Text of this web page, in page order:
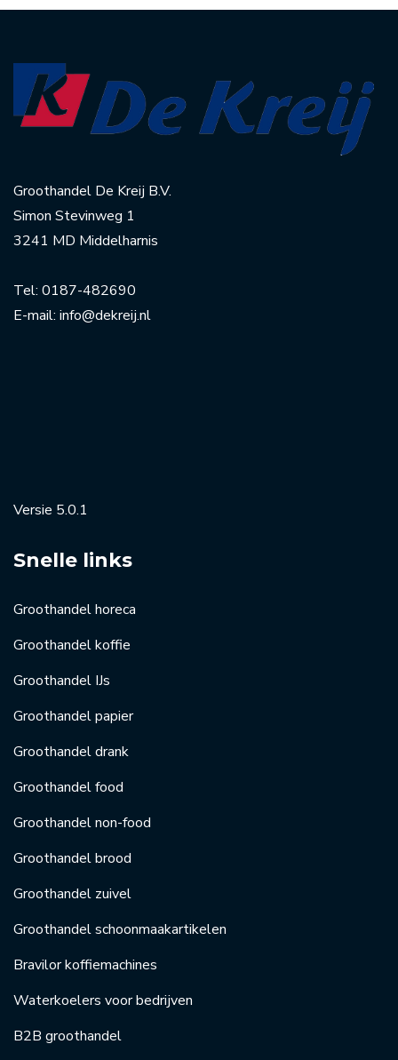
Groothandel De Kreij B.V.
Simon Stevinweg 1
3241 MD Middelharnis
Tel: 0187-482690
E-mail: info@dekreij.nl
Versie 5.0.1
Snelle links
Groothandel horeca
Groothandel koffie
Groothandel IJs
Groothandel papier
Groothandel drank
Groothandel food
Groothandel non-food
Groothandel brood
Groothandel zuivel
Groothandel schoonmaakartikelen
Bravilor koffiemachines
Waterkoelers voor bedrijven
B2B groothandel